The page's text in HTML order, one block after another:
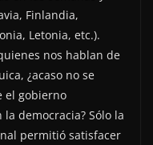
Finlandia,
Letonia, etc.).
nos hablan de
¿acaso no se
el gobierno
democracia? Sólo la
permitió satisfacer